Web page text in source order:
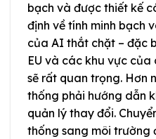
bạch và được thiết kế
định về tính minh bạch
của AI thắt chặt – đặc
EU và các khu vực
sẽ rất quan trọng. Hơn
thống phải hướng dẫn
quản lý thay đổi.
thống sang môi trường